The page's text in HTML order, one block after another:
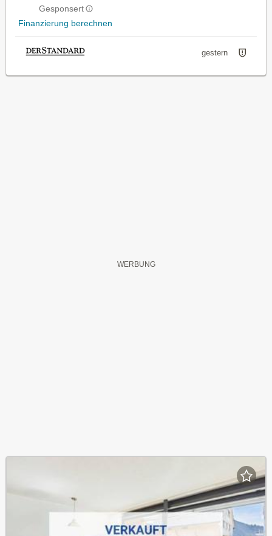
Gesponsert
Finanzierung berechnen
gestern